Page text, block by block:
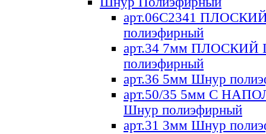
арт.06С2341
полиэфирный
арт.34 7мм ПЛОСКИЙ
полиэфирный
арт.36 5мм Шнур
арт.50/35 5мм С
Шнур полиэфирный
арт.31 3мм Шнур